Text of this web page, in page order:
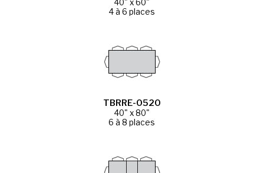
40" x 60"
4 à 6 places
TBRRE-0520
40" x 80"
6 à 8 places